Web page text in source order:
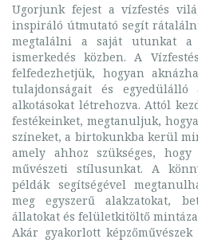
Ugorjunk fejest a vízfestés
inspiráló útmutató segít
megtalálni a saját utunkat a
ismerkedés közben. A
felfedezhetjük, hogyan
tulajdonságait és egyedülálló
alkotásokat létrehozva. Attól
festékeinket, megtanuljuk,
színeket, a birtokunkba kerül
amely ahhoz szükséges,
művészeti stílusunkat. A
példák segítségével
meg egyszerű alakzatokat,
állatokat és felületkitöltő
Akár gyakorlott